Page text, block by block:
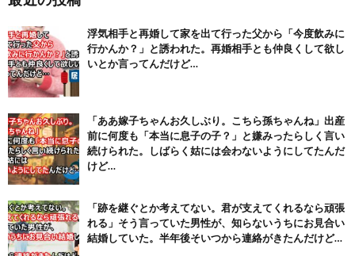
舌を絡ませて、唾液交換して── ちゅっちゅしながらの濃厚エッ...
(7/30)
【パリピ孔明】アニオリ場面も高評価「パリピ」続編への期待が高...
【画像】テイルズで一番マ〇コ舐めまわしたい女の子ｗｗｗｗｗ
(6/22)
Powered by livedoor 相互RSS
浮気相手と再婚して家を出て行った父から「今度飲みに
行かんか？」と誘われた。再婚相手とも仲良くして欲し
いとか言ってんだけど…
「ああ嫁子ちゃんお久しぶり。こちら孫ちゃんね」出産
前に何度も「本当に息子の子？」と嫌みったらしく言い
続けられた。しばらく姑には会わないようにしてたんだ
けど…
「跡を継ぐとか考えてない。君が支えてくれるなら頑張
れる」そう言っていた男性が、知らないうちにお見合い
結婚していた。半年後そいつから連絡がきたんだけど…